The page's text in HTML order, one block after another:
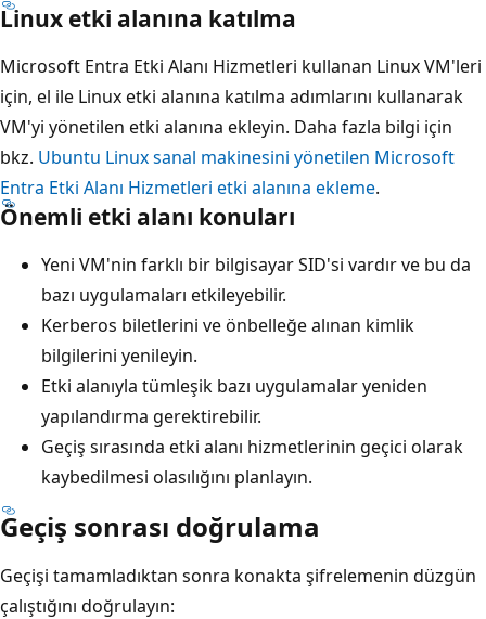
Linux etki alanına katılma
Microsoft Entra Etki Alanı Hizmetleri kullanan Linux VM'leri
için, el ile Linux etki alanına katılma adımlarını kullanarak
VM'yi yönetilen etki alanına ekleyin. Daha fazla bilgi için
bkz. Ubuntu Linux sanal makinesini yönetilen Microsoft
Entra Etki Alanı Hizmetleri etki alanına ekleme.
Önemli etki alanı konuları
Yeni VM'nin farklı bir bilgisayar SID'si vardır ve bu da
bazı uygulamaları etkileyebilir.
Kerberos biletlerini ve önbelleğe alınan kimlik
bilgilerini yenileyin.
Etki alanıyla tümleşik bazı uygulamalar yeniden
yapılandırma gerektirebilir.
Geçiş sırasında etki alanı hizmetlerinin geçici olarak
kaybedilmesi olasılığını planlayın.
Geçiş sonrası doğrulama
Geçişi tamamladıktan sonra konakta şifrelemenin düzgün
çalıştığını doğrulayın: